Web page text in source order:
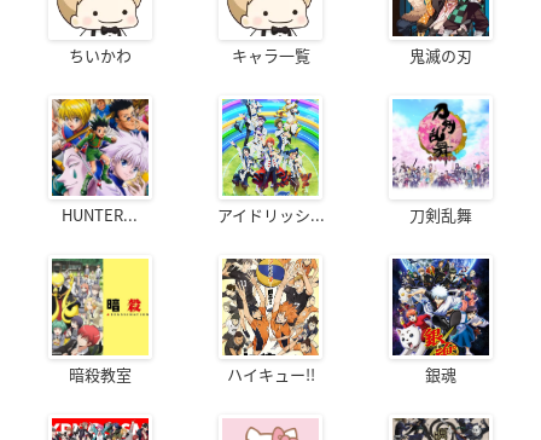
ちいかわ キャラ一覧 鬼滅の刃
HUNTER... アイドリッシ... 刀剣乱舞
暗殺教室 ハイキュー!! 銀魂